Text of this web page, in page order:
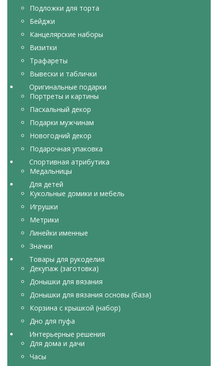
Подложки для торта
Бейджи
Канцелярские наборы
Визитки
Трафареты
Вывески и таблички
Оригинальные подарки
Портреты и картины
Пасхальный декор
Подарки мужчинам
Новогодний декор
Подарочная упаковка
Спортивная атрибутика
Медальницы
Для детей
Кукольные домики и мебель
Игрушки
Метрики
Линейки именные
Значки
Товары для рукоделия
Декупаж (заготовка)
Донышки для вязания
Донышки для вязания основы (база)
Корзина с крышкой (набор)
Дно для пуфа
Интерьерные решения
Для дома и дачи
Часы